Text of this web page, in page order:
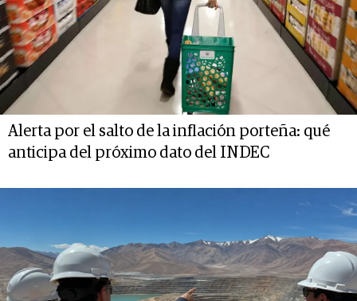
Alerta por el salto de la inflación porteña: qué
anticipa del próximo dato del INDEC